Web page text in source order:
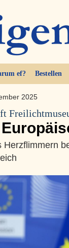
ef? Bestellen
2025
Herzflimmern